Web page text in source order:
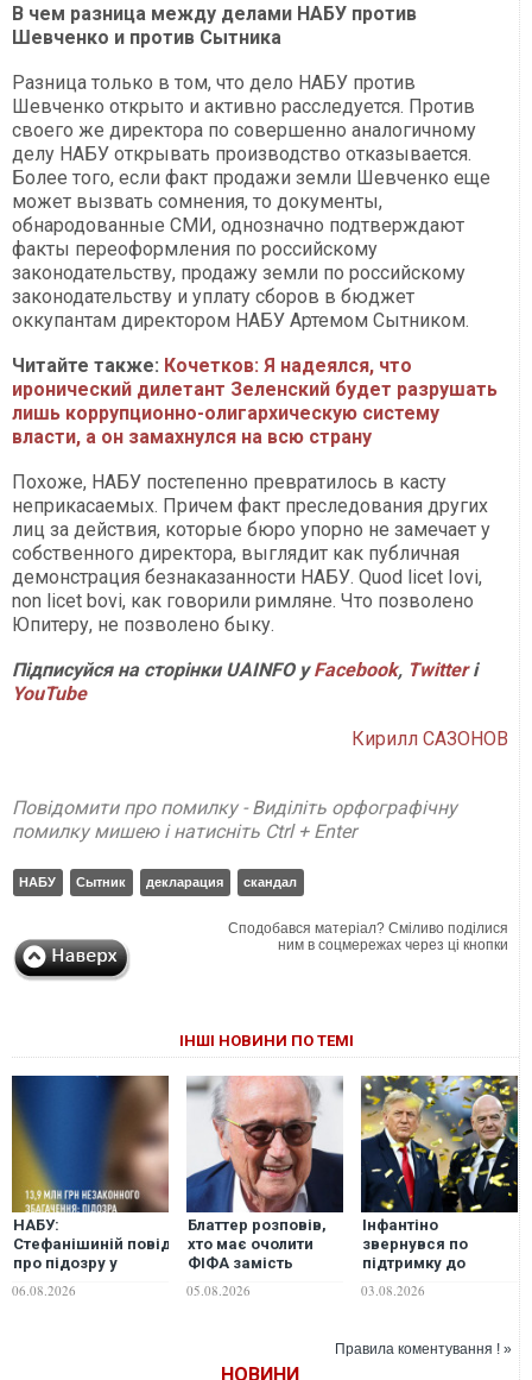
В чем разница между делами НАБУ против
Шевченко и против Сытника
Разница только в том, что дело НАБУ против
Шевченко открыто и активно расследуется. Против
своего же директора по совершенно аналогичному
делу НАБУ открывать производство отказывается.
Более того, если факт продажи земли Шевченко еще
может вызвать сомнения, то документы,
обнародованные СМИ, однозначно подтверждают
факты переоформления по российскому
законодательству, продажу земли по российскому
законодательству и уплату сборов в бюджет
оккупантам директором НАБУ Артемом Сытником.
Читайте также: Кочетков: Я надеялся, что
иронический дилетант Зеленский будет разрушать
лишь коррупционно-олигархическую систему
власти, а он замахнулся на всю страну
Похоже, НАБУ постепенно превратилось в касту
неприкасаемых. Причем факт преследования других
лиц за действия, которые бюро упорно не замечает у
собственного директора, выглядит как публичная
демонстрация безнаказанности НАБУ. Quod licet Iovi,
non licet bovi, как говорили римляне. Что позволено
Юпитеру, не позволено быку.
Підписуйся на сторінки UAINFO уFacebook, Twitterі
YouTube
Кирилл САЗОНОВ
Повідомити про помилку - Виділіть орфографічну
помилку мишею і натисніть Ctrl + Enter
НАБУ Сытник декларация скандал
Сподобався матеріал? Сміливо поділися
ним в соцмережах через ці кнопки
ІНШІ НОВИНИ ПО ТЕМІ
НАБУ:
Стефанішиній повідомили
про підозру у
збагаченні на
06.08.2026
Блаттер розповів,
хто має очолити
ФІФА замість
05.08.2026
Інфантіно
звернувся по
підтримку до
провалу плану
03.08.2026
Правила коментування ! »
НОВИНИ